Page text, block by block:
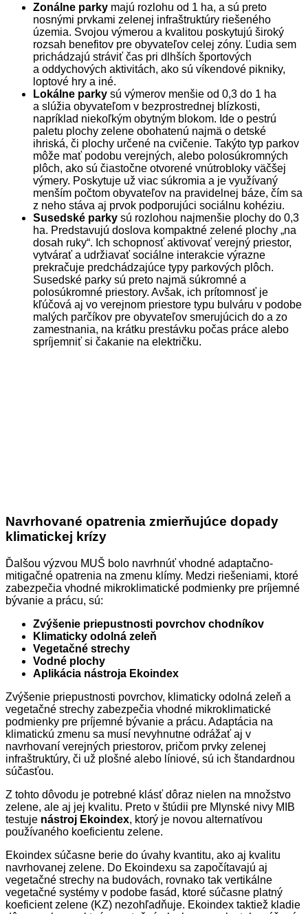
Zonálne parky majú rozlohu od 1 ha, a sú preto
nosnými prvkami zelenej infraštruktúry riešeného
územia. Svojou výmerou a kvalitou poskytujú široký
rozsah benefitov pre obyvateľov celej zóny. Ľudia sem
prichádzajú stráviť čas pri dlhších športových
a oddychových aktivitách, ako sú víkendové pikniky,
loptové hry a iné.
Lokálne parky sú výmerov menšie od 0,3 do 1 ha
a slúžia obyvateľom v bezprostrednej blízkosti,
napríklad niekoľkým obytným blokom. Ide o pestrú
paletu plochy zelene obohatenú najmä o detské
ihriská, či plochy určené na cvičenie. Takýto typ parkov
môže mať podobu verejných, alebo polosúkromných
plôch, ako sú čiastočne otvorené vnútrobloky väčšej
výmery. Poskytuje už viac súkromia a je využívaný
menším počtom obyvateľov na pravidelnej báze, čím sa
z neho stáva aj prvok podporujúci sociálnu kohéziu.
Susedské parky sú rozlohou najmenšie plochy do 0,3
ha. Predstavujú doslova kompaktné zelené plochy „na
dosah ruky“. Ich schopnosť aktivovať verejný priestor,
vytvárať a udržiavať sociálne interakcie výrazne
prekračuje predchádzajúce typy parkových plôch.
Susedské parky sú preto najmä súkromné a
polosúkromné priestory. Avšak, ich prítomnosť je
kľúčová aj vo verejnom priestore typu bulváru v podobe
malých parčíkov pre obyvateľov smerujúcich do a zo
zamestnania, na krátku prestávku počas práce alebo
spríjemniť si čakanie na električku.
Navrhované opatrenia zmierňujúce dopady
klimatickej krízy
Ďalšou výzvou MUŠ bolo navrhnúť vhodné adaptačno-
mitigačné opatrenia na zmenu klímy. Medzi riešeniami, ktoré
zabezpečia vhodné mikroklimatické podmienky pre príjemné
bývanie a prácu, sú:
Zvýšenie priepustnosti povrchov chodníkov
Klimaticky odolná zeleň
Vegetačné strechy
Vodné plochy
Aplikácia nástroja Ekoindex
Zvýšenie priepustnosti povrchov, klimaticky odolná zeleň a
vegetačné strechy zabezpečia vhodné mikroklimatické
podmienky pre príjemné bývanie a prácu. Adaptácia na
klimatickú zmenu sa musí nevyhnutne odrážať aj v
navrhovaní verejných priestorov, pričom prvky zelenej
infraštruktúry, či už plošné alebo líniové, sú ich štandardnou
súčasťou.
Z tohto dôvodu je potrebné klásť dôraz nielen na množstvo
zelene, ale aj jej kvalitu. Preto v štúdii pre Mlynské nivy MIB
testuje nástroj Ekoindex, ktorý je novou alternatívou
používaného koeficientu zelene.
Ekoindex súčasne berie do úvahy kvantitu, ako aj kvalitu
navrhovanej zelene. Do Ekoindexu sa započítavajú aj
vegetačné strechy na budovách, rovnako tak vertikálne
vegetačné systémy v podobe fasád, ktoré súčasne platný
koeficient zelene (KZ) nezohľadňuje. Ekoindex taktiež kladie